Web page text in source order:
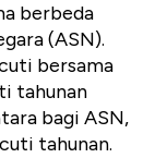
berbeda
(ASN).
bersama
tahunan
bagi ASN,
tahunan.